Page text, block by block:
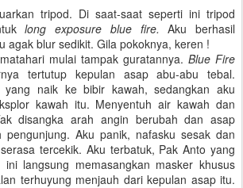
tripod. Di saat-saat seperti ini tripod
long exposure blue fire. Aku berhasil
agak blur sedikit. Gila pokoknya, keren !
mulai tampak guratannya. Blue Fire
tertutup kepulan asap abu-abu tebal.
yang naik ke bibir kawah, sedangkan aku
kawah itu. Menyentuh air kawah dan
disangka arah angin berubah dan asap
pengunjung. Aku panik, nafasku sesak dan
tercekik. Aku terbatuk, Pak Anto yang
langsung memasangkan masker khusus
terhuyung menjauh dari kepulan asap itu.